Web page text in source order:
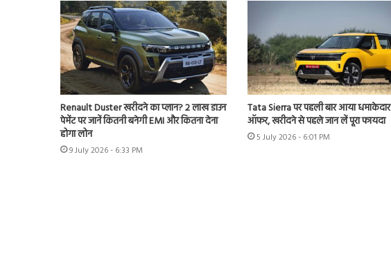
Renault Duster खरीदने का प्लान? 2 लाख डाउन
पेमेंट पर जानें कितनी बनेगी EMI और कितना देना
होगा लोन
9 July 2026 - 6:33 PM
Tata Sierra पर पहली बार आया धमाकेदार
ऑफर, खरीदने से पहले जान लें पूरा फायदा
5 July 2026 - 6:01 PM